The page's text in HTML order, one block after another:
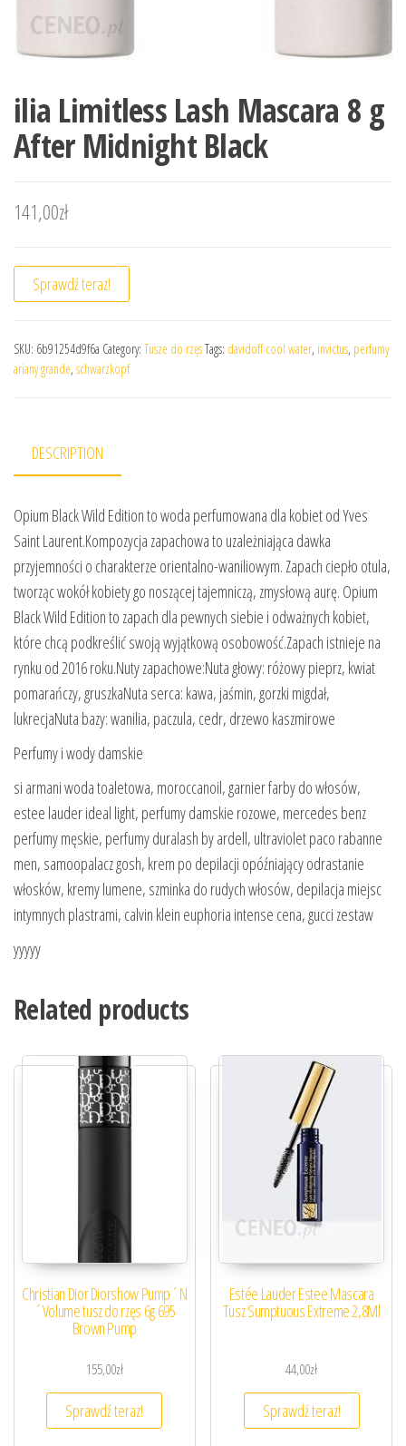
ilia Limitless Lash Mascara 8 g
After Midnight Black
141,00zł
Sprawdź teraz!
SKU: 6b91254d9f6a Category: Tusze do rzęsTags: davidoff cool water, invictus, perfumy
ariany grande, schwarzkopf
DESCRIPTION
Opium Black Wild Edition to woda perfumowana dla kobiet od Yves
Saint Laurent.Kompozycja zapachowa to uzależniająca dawka
przyjemności o charakterze orientalno-waniliowym. Zapach ciepło otula,
tworząc wokół kobiety go noszącej tajemniczą, zmysłową aurę. Opium
Black Wild Edition to zapach dla pewnych siebie i odważnych kobiet,
które chcą podkreślić swoją wyjątkową osobowość.Zapach istnieje na
rynku od 2016 roku.Nuty zapachowe:Nuta głowy: różowy pieprz, kwiat
pomarańczy, gruszkaNuta serca: kawa, jaśmin, gorzki migdał,
lukrecjaNuta bazy: wanilia, paczula, cedr, drzewo kaszmirowe
Perfumy i wody damskie
si armani woda toaletowa, moroccanoil, garnier farby do włosów,
estee lauder ideal light, perfumy damskie rozowe, mercedes benz
perfumy męskie, perfumy duralash by ardell, ultraviolet paco rabanne
men, samoopalacz gosh, krem po depilacji opóźniający odrastanie
włosków, kremy lumene, szminka do rudych włosów, depilacja miejsc
intymnych plastrami, calvin klein euphoria intense cena, gucci zestaw
yyyyy
Related products
Christian Dior Diorshow Pump´N
´Volume tusz do rzęs 6g 695
Brown Pump
155,00zł
Sprawdź teraz!
Estée Lauder Estee Mascara
Tusz Sumptuous Extreme 2,8Ml
44,00zł
Sprawdź teraz!